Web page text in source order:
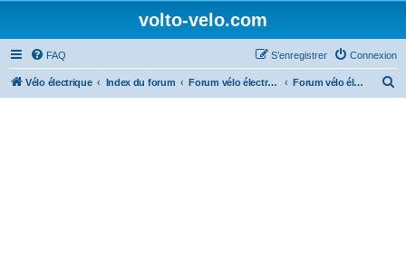
volto-velo.com
FAQ Connexion
S’enregistrer
Vélo électrique Index du forum Forum vélo électrique Urbain Forum vélo électrique Matra